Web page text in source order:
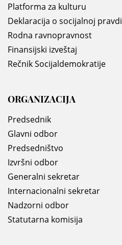
Platforma za kulturu
Deklaracija o socijalnoj pravdi
Rodna ravnopravnost
Finansijski izveštaj
Rečnik Socijaldemokratije
ORGANIZACIJA
Predsednik
Glavni odbor
Predsedništvo
Izvršni odbor
Generalni sekretar
Internacionalni sekretar
Nadzorni odbor
Statutarna komisija